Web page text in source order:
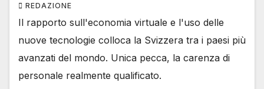
REDAZIONE
Il rapporto sull'economia virtuale e l'uso delle
nuove tecnologie colloca la Svizzera tra i paesi più
avanzati del mondo. Unica pecca, la carenza di
personale realmente qualificato.